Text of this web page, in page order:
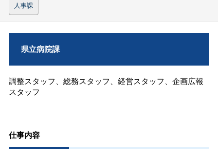
人事課
県立病院課
調整スタッフ、総務スタッフ、経営スタッフ、企画広報
スタッフ
仕事内容